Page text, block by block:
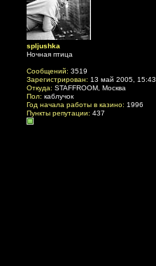
spljushka
Ночная птица
Сообщений: 3519
Зарегистрирован: 13 май 2005, 15:43
Откуда: STAFFROOM, Москва
Пол: каблучок
Год начала работы в казино: 1996
Пункты репутации: 437